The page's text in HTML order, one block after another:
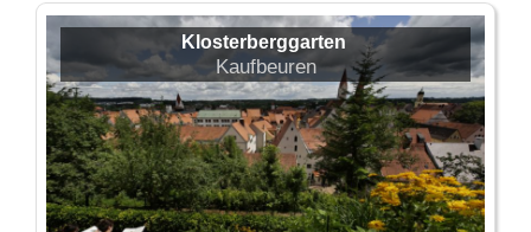
Klosterberggarten
Kaufbeuren